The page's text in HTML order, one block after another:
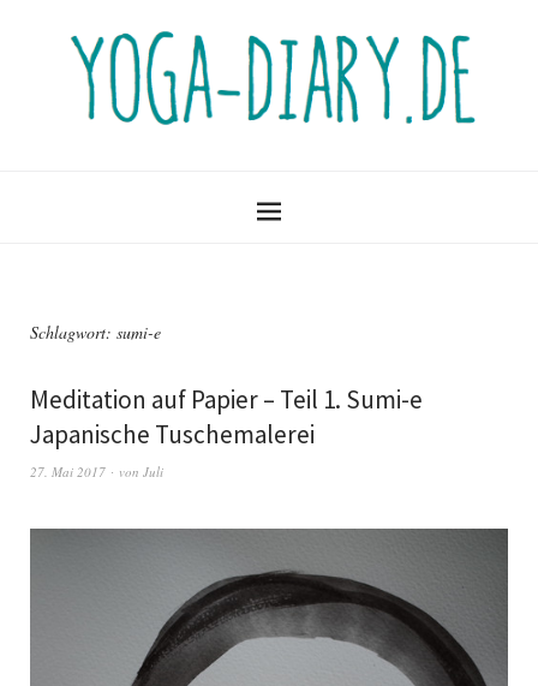
Schlagwort: sumi-e
Meditation auf Papier – Teil 1. Sumi-e
Japanische Tuschemalerei
27. Mai 2017 von Juli